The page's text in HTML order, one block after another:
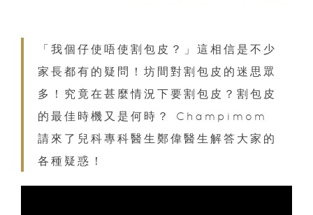
「我個仔使唔使割包皮？」這相信是不少
家長都有的疑問！坊間對割包皮的迷思眾
多！究竟在甚麼情況下要割包皮？割包皮
的最佳時機又是何時？ Champimom
請來了兒科專科醫生鄭偉醫生解答大家的
各種疑惑！